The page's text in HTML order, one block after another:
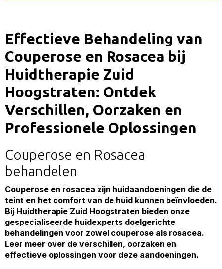
Effectieve Behandeling van
Couperose en Rosacea bij
Huidtherapie Zuid
Hoogstraten: Ontdek
Verschillen, Oorzaken en
Professionele Oplossingen
Couperose en Rosacea
behandelen
Couperose en rosacea zijn huidaandoeningen die de
teint en het comfort van de huid kunnen beïnvloeden.
Bij Huidtherapie Zuid Hoogstraten bieden onze
gespecialiseerde huidexperts doelgerichte
behandelingen voor zowel couperose als rosacea.
Leer meer over de verschillen, oorzaken en
effectieve oplossingen voor deze aandoeningen.